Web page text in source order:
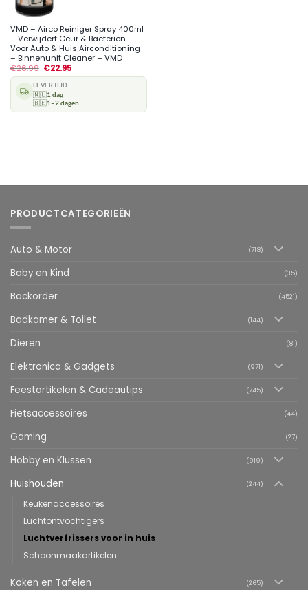
VMD – Airco Reiniger Spray 400ml
– Verwijdert Geur & Bacteriën –
Voor Auto & Huis Airconditioning
– Binnenunit Cleaner – VMD
€26.99 €22.95
LEVERTIJD
🇳🇱1 dag
🇧🇪1–2 dagen
PRODUCTCATEGORIEËN
Auto & Motor (718)
Baby en Kind (35)
Backorder (4521)
Badkamer & Toilet (144)
Dieren (81)
Elektronica & Gadgets (971)
Feestartikelen & Cadeautips (745)
Fietsaccessoires (44)
Gaming (27)
Hobby en Klussen (919)
Huishouden (244)
Keukenaccessoires
Luchtontvochtigers
Luchtverfrissers voor in huis
Schoonmaakartikelen
Koken en Tafelen (265)